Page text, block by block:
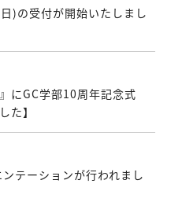
)の受付が開始いたしまし
にGC学部10周年記念式
た】
テーションが行われまし